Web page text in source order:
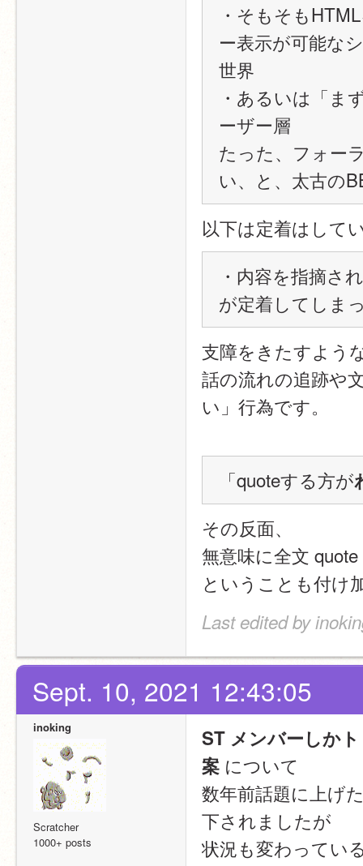
・そもそも
ー表示が可能な
世界
・あるいは「ま
ーザー層
たった、フォー
い、と、太古の
以下は定着はして
・内容を指摘さ
が定着してしま
支障をきたすよう
話の流れの追跡や
い」行為です。
「quoteする方が
その反面、
無意味に全文
ということも付け
Last edited by
Sept. 10, 2021 12:43:05
inoking
Scratcher
1000+ posts
ST メンバーしか
案 について
数年前話題に上げ
下されましたが
状況も変わってい